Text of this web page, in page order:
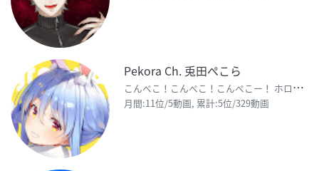
Pekora Ch. 兎田ぺこら
こ
んぺこ！こんぺこ！こんぺこー！ ホロライブ3期生の兎田ぺこら（Usada Pekora)ぺこ👯‍♀
月間:11位/5動画, 累計:5位/329動画